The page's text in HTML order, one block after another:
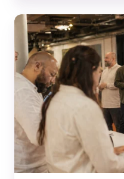
Was
KMU
von
ihrem
Kassensystem
wirklich
wollen